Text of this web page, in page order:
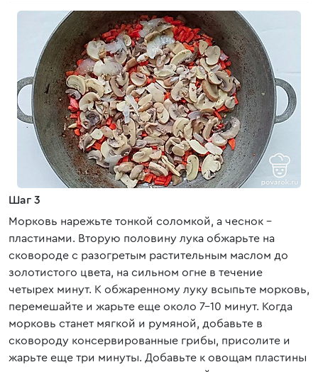
Шаг 3
Морковь нарежьте тонкой соломкой, а чеснок -
пластинами. Вторую половину лука обжарьте на
сковороде с разогретым растительным маслом до
золотистого цвета, на сильном огне в течение
четырех минут. К обжаренному луку всыпьте морковь,
перемешайте и жарьте еще около 7-10 минут. Когда
морковь станет мягкой и румяной, добавьте в
сковороду консервированные грибы, присолите и
жарьте еще три минуты. Добавьте к овощам пластины